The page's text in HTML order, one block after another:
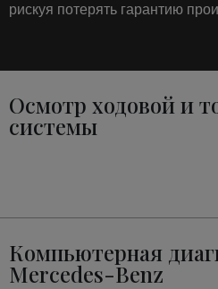
рискуя потерять гарантию
Осмотр ходовой и
системы
Компьютерная
Mercedes-Benz